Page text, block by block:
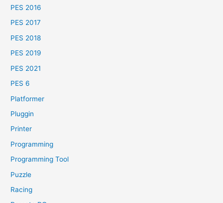
PES 2016
PES 2017
PES 2018
PES 2019
PES 2021
PES 6
Platformer
Pluggin
Printer
Programming
Programming Tool
Puzzle
Racing